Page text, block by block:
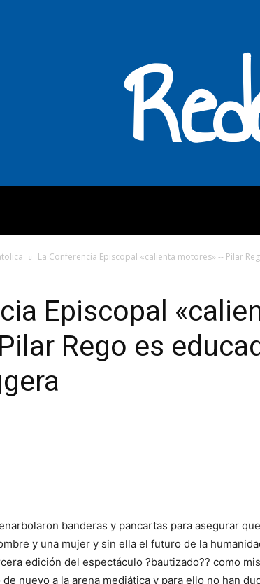
La Conferencia Episcopal «calienta motores» -- Pilar
Episcopal
Rego es
banderas y pancartas para asegurar
y una mujer y sin ella el futuro de la
edición del espectáculo ?bautizado?? como
nuevo a la arena mediática y para ello no han